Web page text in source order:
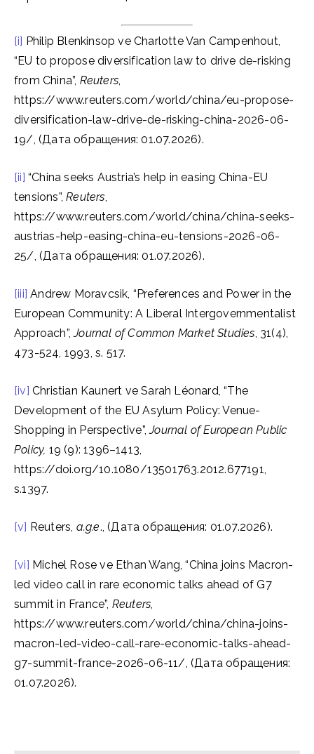
[i] Philip Blenkinsop ve Charlotte Van Campenhout,
“EU to propose diversification law to drive de-risking
from China”, Reuters,
https://www.reuters.com/world/china/eu-propose-
diversification-law-drive-de-risking-china-2026-06-
19/, (Дата обращения: 01.07.2026).
[ii] “China seeks Austria’s help in easing China-EU
tensions”,Reuters,
https://www.reuters.com/world/china/china-seeks-
austrias-help-easing-china-eu-tensions-2026-06-
25/, (Дата обращения: 01.07.2026).
[iii] Andrew Moravcsik, “Preferences and Power in the
European Community: A Liberal Intergovernmentalist
Approach”,Journal of Common Market Studies, 31(4),
473-524, 1993, s. 517.
[iv] Christian Kaunert ve Sarah Léonard, “The
Development of the EU Asylum Policy: Venue-
Shopping in Perspective”,Journal of European Public
Policy, 19 (9): 1396–1413,
https://doi.org/10.1080/13501763.2012.677191,
s.1397.
[v] Reuters, a.g.e., (Дата обращения: 01.07.2026).
[vi] Michel Rose ve Ethan Wang, “China joins Macron-
led video call in rare economic talks ahead of G7
summit in France”, Reuters,
https://www.reuters.com/world/china/china-joins-
macron-led-video-call-rare-economic-talks-ahead-
g7-summit-france-2026-06-11/, (Дата обращения:
01.07.2026).